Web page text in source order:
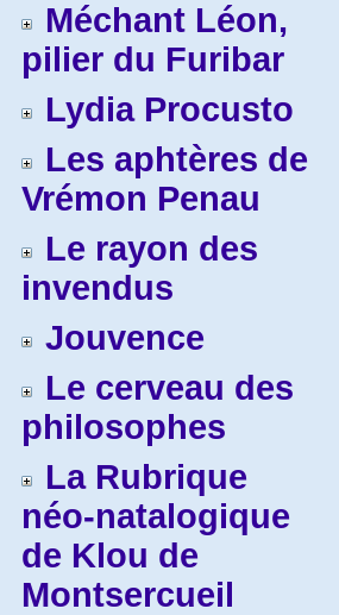
Méchant Léon,
pilier du Furibar
Lydia Procusto
Les aphtères de
Vrémon Penau
Le rayon des
invendus
Jouvence
Le cerveau des
philosophes
La Rubrique
néo-natalogique
de Klou de
Montsercueil